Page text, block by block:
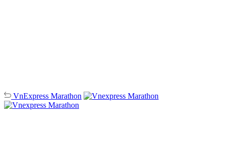
VnExpress Marathon